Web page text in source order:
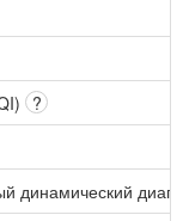
?
динамический